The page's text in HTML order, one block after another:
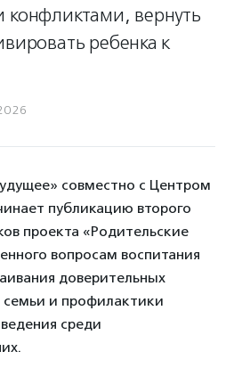
конфликтами, вернуть
ребенка к
совместно с Центром
публикацию второго
проекта «Родительские
вопросам воспитания
доверительных
и профилактики
среди